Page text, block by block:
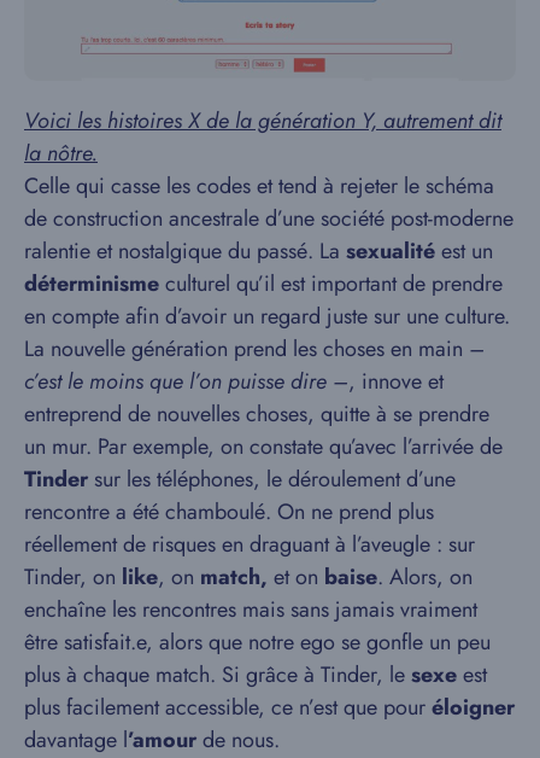
Voici les histoires X de la génération Y, autrement dit
la nôtre.
Celle qui casse les codes et tend à rejeter le schéma
de construction ancestrale d’une société post-moderne
ralentie et nostalgique du passé. La sexualitéest un
déterminismeculturel qu’il est important de prendre
en compte afin d’avoir un regard juste sur une culture.
La nouvelle génération prend les choses en main –
c’est le moins que l’on puisse dire –, innove et
entreprend de nouvelles choses, quitte à se prendre
un mur. Par exemple, on constate qu’avec l’arrivée de
Tinder sur les téléphones, le déroulement d’une
rencontre a été chamboulé. On ne prend plus
réellement de risques en draguant à l’aveugle : sur
Tinder, on like, on match, et on baise. Alors, on
enchaîne les rencontres mais sans jamais vraiment
être satisfait.e, alors que notre ego se gonfle un peu
plus à chaque match. Si grâce à Tinder, lesexeest
plus facilement accessible, ce n’est que pouréloigner
davantage l’amourde nous.